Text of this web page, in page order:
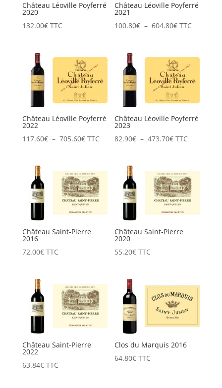
Château Léoville Poyferré
2020
132.00€ TTC
Château Léoville Poyferré
2021
100.80€ – 604.80€Plage
100.80€
à
604.80€
TTC
Château Léoville Poyferré
2022
117.60€ – 705.60€Plage
117.60€
à
705.60€
TTC
Château Léoville Poyferré
2023
82.90€ – 473.70€Plage
82.90€
à
473.70€
TTC
Château Saint-Pierre
2016
72.00€ TTC
Château Saint-Pierre
2020
55.20€ TTC
Château Saint-Pierre
2022
63.84€ TTC
Clos du Marquis 2016
64.80€ TTC